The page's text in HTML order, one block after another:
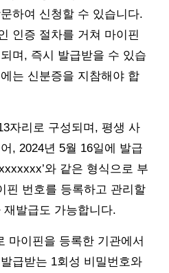
하여 신청할 수 있습니다.
인증 절차를 거쳐 마이핀
며, 즉시 발급받을 수 있습
는 신분증을 지참해야 합
자리로 구성되며, 평생 사
, 2024년 5월 16일에 발급
와 같은 형식으로 부
핀 번호를 등록하고 관리할
발급도 가능합니다.
마이핀을 등록한 기관에서
급받는 1회성 비밀번호와